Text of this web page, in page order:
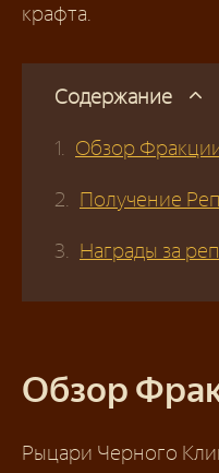
крафта.
Содержание
Обзор
Получение
Награды за
Обзор
Рыцари Черного